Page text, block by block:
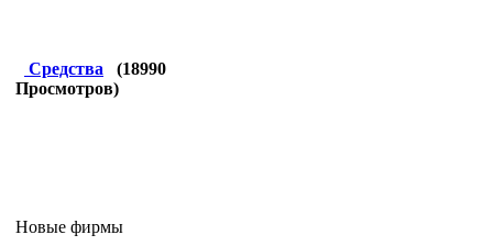
Средства (18990
Просмотров)
Новые фирмы